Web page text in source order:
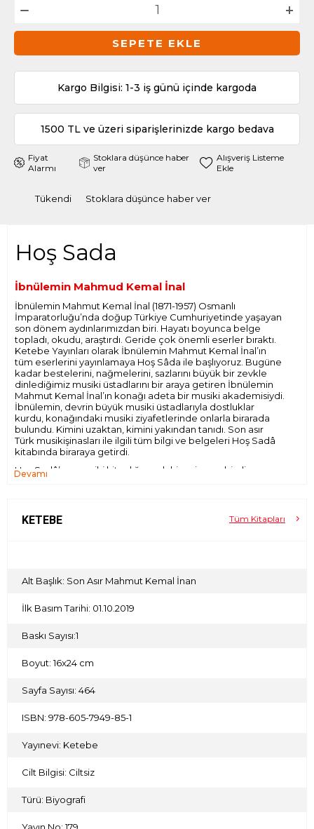
SEPETE EKLE
Kargo Bilgisi: 1-3 iş günü içinde kargoda
1500 TL ve üzeri siparişlerinizde kargo bedava
Fiyat
Alarmı
Stoklara düşünce haber
ver
Alışveriş Listeme
Ekle
Tükendi Stoklara düşünce haber ver
Hoş Sada
İbnülemin Mahmud Kemal İnal
İbnülemin Mahmut Kemal İnal (1871-1957) Osmanlı
İmparatorluğu’nda doğup Türkiye Cumhuriyetinde yaşayan
son dönem aydınlarımızdan biri. Hayatı boyunca belge
topladı, okudu, araştırdı. Geride çok önemli eserler bıraktı.
Ketebe Yayınları olarak İbnülemin Mahmut Kemal İnal’ın
tüm eserlerini yayınlamaya Hoş Sâda ile başlıyoruz. Bugüne
kadar bestelerini, nağmelerini, sazlarını büyük bir zevkle
dinlediğimiz musiki üstadlarını bir araya getiren İbnülemin
Mahmut Kemal İnal’ın konağı adeta bir musiki akademisiydi.
İbnülemin, devrin büyük musiki üstadlarıyla dostluklar
kurdu, konağındaki musiki ziyafetlerinde onlarla birarada
bulundu. Kimini uzaktan, kimini yakından tanıdı. Son asır
Türk musikişinasları ile ilgili tüm bilgi ve belgeleri Hoş Sadâ
kitabında biraraya getirdi.
Hoş Sadâ’nın musiki kitaplığımızdaki yeri emsalsizdir.
Devamı
KETEBE Tüm Kitapları
Alt Başlık: Son Asır Mahmut Kemal İnan
İlk Basım Tarihi: 01.10.2019
Baskı Sayısı:1
Boyut: 16x24 cm
Sayfa Sayısı: 464
ISBN: 978-605-7949-85-1
Yayınevi: Ketebe
Cilt Bilgisi: Ciltsiz
Türü: Biyografi